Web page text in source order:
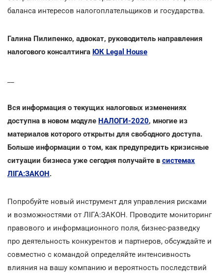
баланса интересов налогоплательщиков и государства.
Галина Пилипенко, адвокат, руководитель направления
налогового консалтинга ЮК Legal House
Вся информация о текущих налоговых изменениях
доступна в новом модуле НАЛОГИ-2020, многие из
материалов которого открыты для свободного доступа.
Больше информации о том, как предупредить кризисные
ситуации бизнеса уже сегодня получайте в системах
ЛІГА:ЗАКОН.
Попробуйте новый инструмент для управления рисками
и возможностями от ЛІГА:ЗАКОН. Проводите мониторинг
правового и информационного поля, бизнес-разведку
про деятельность конкурентов и партнеров, обсуждайте и
совместно с командой определяйте интенсивность
влияния на вашу компанию и вероятность последствий